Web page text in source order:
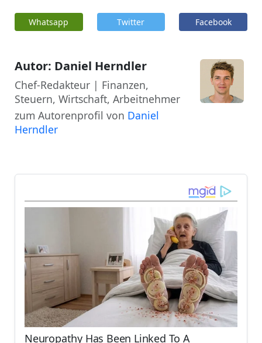
Whatsapp Twitter Facebook
Autor: Daniel Herndler
Chef-Redakteur | Finanzen,
Steuern, Wirtschaft, Arbeitnehmer
zum Autorenprofil von Daniel
Herndler